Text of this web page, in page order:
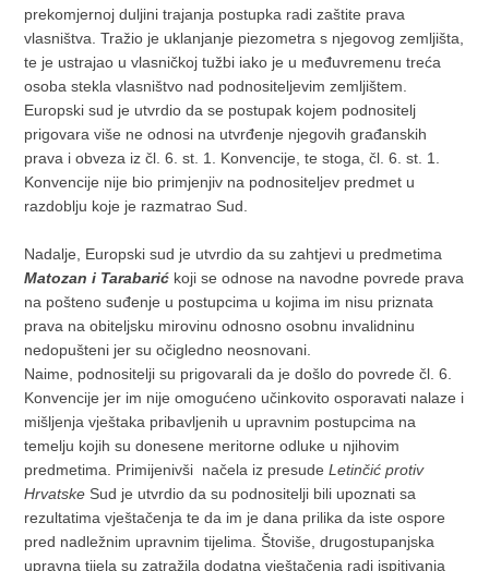
prekomjernoj duljini trajanja postupka radi zaštite prava
vlasništva. Tražio je uklanjanje piezometra s njegovog zemljišta,
te je ustrajao u vlasničkoj tužbi iako je u međuvremenu treća
osoba stekla vlasništvo nad podnositeljevim zemljištem.
Europski sud je utvrdio da se postupak kojem podnositelj
prigovara više ne odnosi na utvrđenje njegovih građanskih
prava i obveza iz čl. 6. st. 1. Konvencije, te stoga, čl. 6. st. 1.
Konvencije nije bio primjenjiv na podnositeljev predmet u
razdoblju koje je razmatrao Sud.
Nadalje, Europski sud je utvrdio da su zahtjevi u predmetima
Matozan i Tarabarić koji se odnose na navodne povrede prava
na pošteno suđenje u postupcima u kojima im nisu priznata
prava na obiteljsku mirovinu odnosno osobnu invalidninu
nedopušteni jer su očigledno neosnovani.
Naime, podnositelji su prigovarali da je došlo do povrede čl. 6.
Konvencije jer im nije omogućeno učinkovito osporavati nalaze i
mišljenja vještaka pribavljenih u upravnim postupcima na
temelju kojih su donesene meritorne odluke u njihovim
predmetima. Primijenivši načela iz presudeLetinčić protiv
Hrvatske Sud je utvrdio da su podnositelji bili upoznati sa
rezultatima vještačenja te da im je dana prilika da iste ospore
pred nadležnim upravnim tijelima. Štoviše, drugostupanjska
upravna tijela su zatražila dodatna vještačenja radi ispitivanja